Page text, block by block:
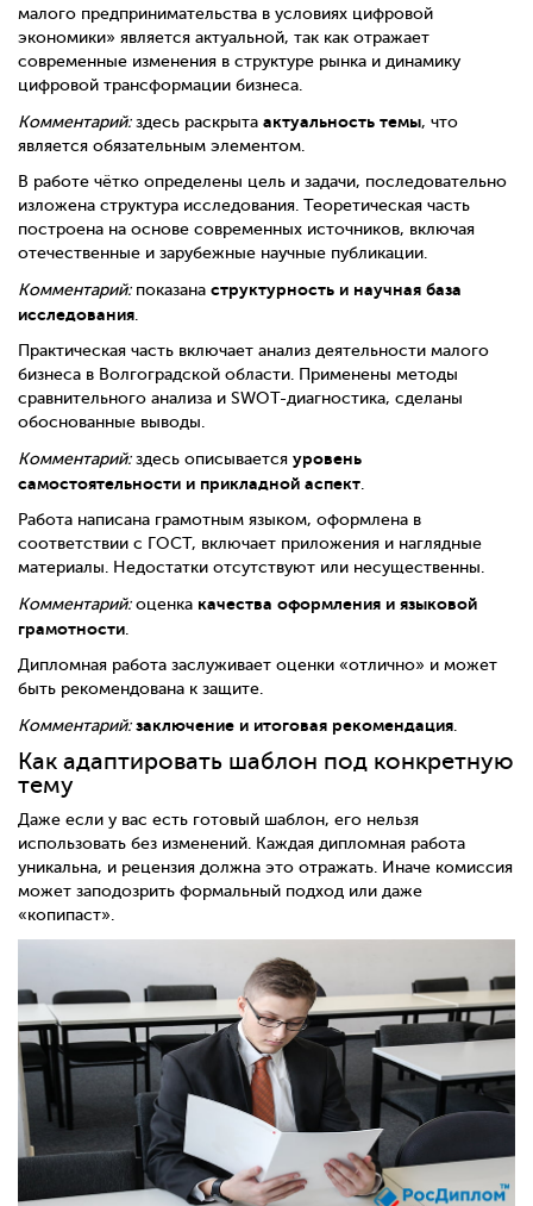
малого предпринимательства в условиях цифровой
экономики» является актуальной, так как отражает
современные изменения в структуре рынка и динамику
цифровой трансформации бизнеса.
Комментарий:здесь раскрыта актуальность темы, что
является обязательным элементом.
В работе чётко определены цель и задачи, последовательно
изложена структура исследования. Теоретическая часть
построена на основе современных источников, включая
отечественные и зарубежные научные публикации.
Комментарий:показана структурность и научная база
исследования
Практическая часть включает анализ деятельности малого
бизнеса в Волгоградской области. Применены методы
сравнительного анализа и SWOT-диагностика, сделаны
обоснованные выводы.
Комментарий:здесь описывается уровень
самостоятельности и прикладной аспект
Работа написана грамотным языком, оформлена в
соответствии с ГОСТ, включает приложения и наглядные
материалы. Недостатки отсутствуют или несущественны.
Комментарий:оценка качества оформления и языковой
грамотности
Дипломная работа заслуживает оценки «отлично» и может
быть рекомендована к защите.
Комментарий: заключение и итоговая рекомендация
Как адаптировать шаблон под конкретную
тему
Даже если у вас есть готовый шаблон, его нельзя
использовать без изменений. Каждая дипломная работа
уникальна, и рецензия должна это отражать. Иначе комиссия
может заподозрить формальный подход или даже
«копипаст».